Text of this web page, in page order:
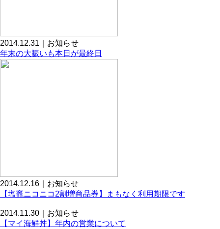
2014.12.31｜お知らせ
年末の大賑いも本日が最終日
2014.12.16｜お知らせ
【塩竈ニコニコ2割増商品券】まもなく利用期限です
2014.11.30｜お知らせ
【マイ海鮮丼】年内の営業について